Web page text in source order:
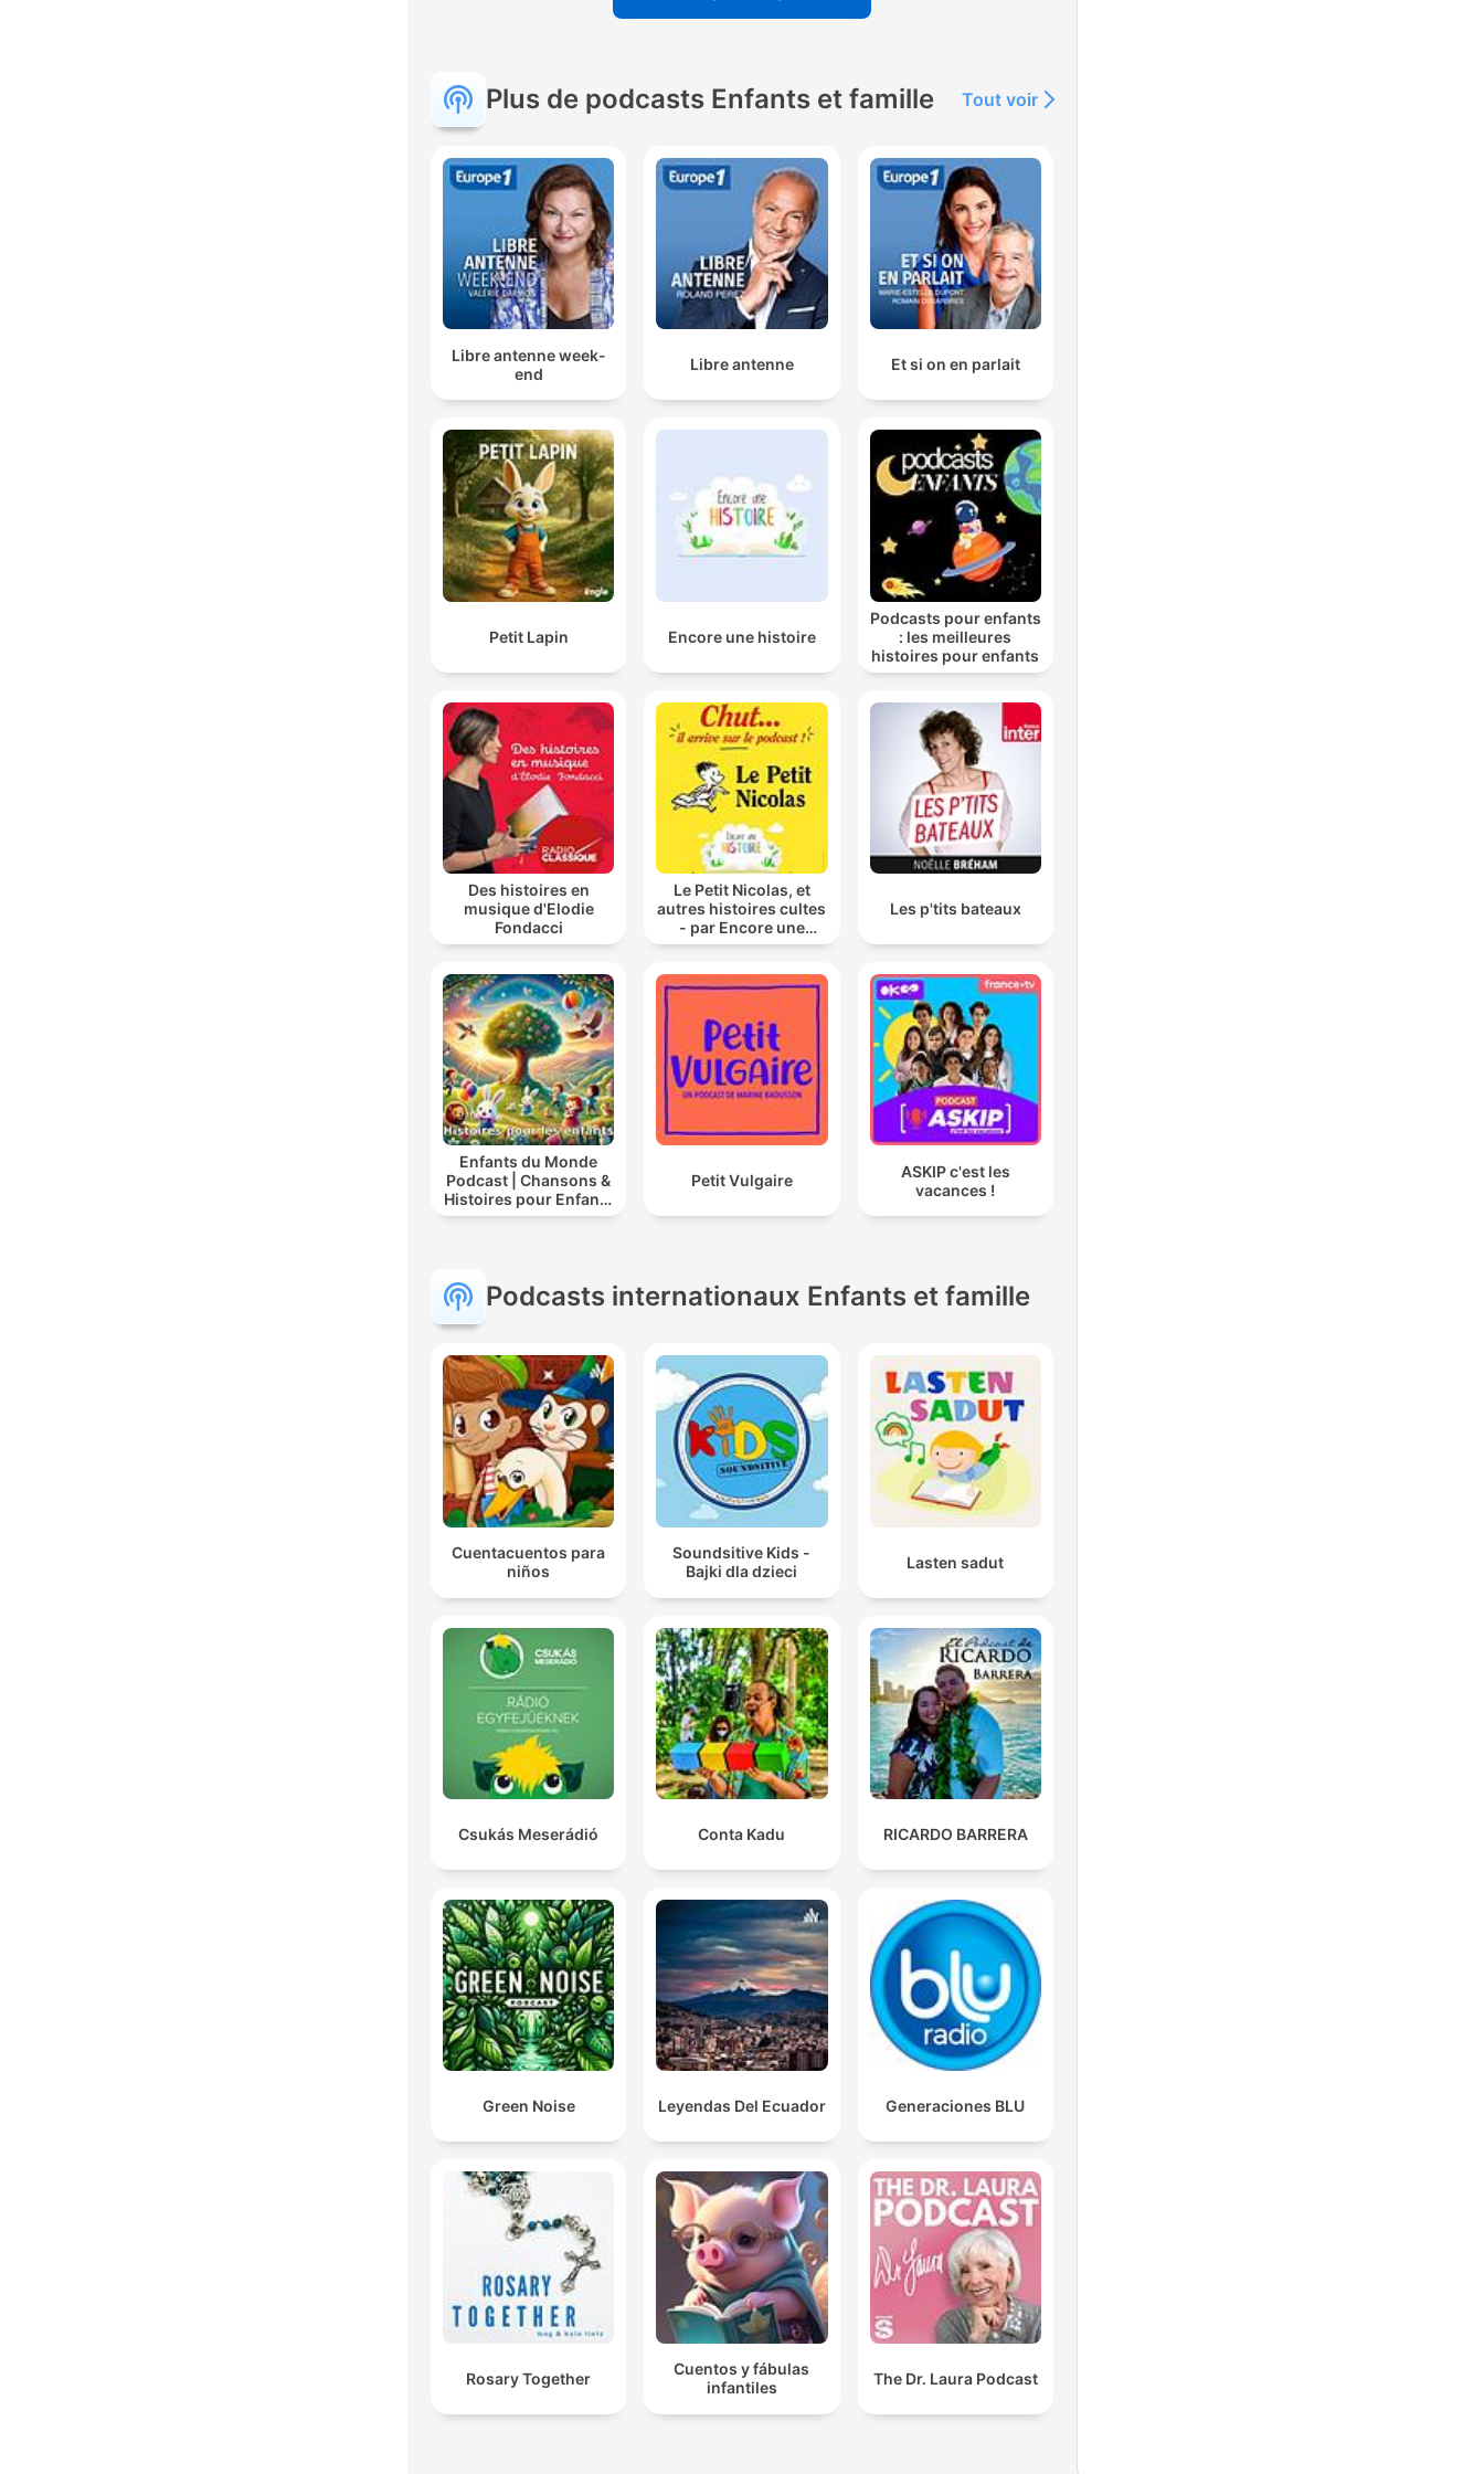
Plus de podcasts Enfants et famille Tout voir
Libre antenne week-
end
Libre antenne Et si on en parlait
Petit Lapin Encore une histoire
Podcasts pour enfants
: les meilleures
histoires pour enfants
Des histoires en
musique d'Elodie
Fondacci
Le Petit Nicolas, et
autres histoires cultes
- par Encore une
histoire
Les p'tits bateaux
Enfants du Monde
Podcast | Chansons &
Histoires pour Enfants
| Contes & Comptines
Petit Vulgaire
ASKIP c'est les
vacances !
Podcasts internationaux Enfants et famille
Cuentacuentos para
niños
Soundsitive Kids -
Bajki dla dzieci
Lasten sadut
Csukás Meserádió Conta Kadu RICARDO BARRERA
Green Noise Leyendas Del Ecuador Generaciones BLU
Rosary Together
Cuentos y fábulas
infantiles
The Dr. Laura Podcast